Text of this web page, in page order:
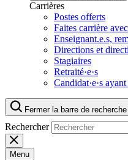
Carrières
Postes offerts
Faites carrière
Enseignant.e.s,
Directions et
Stagiaires
Retraité·e·s
Candidat·e·s
Fermer la barre de recherche
Rechercher
Menu